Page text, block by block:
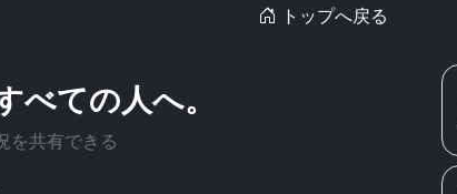
トップへ戻る
べての人へ。
を共有できる